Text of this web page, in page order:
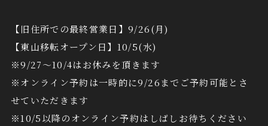
【旧住所での最終営業日】9/26(月)
【東山移転オープン日】10/5(水)
※9/27～10/4はお休みを頂きます
※オンライン予約は一時的に9/26までご予約可能とさ
せていただきます
※10/5以降のオンライン予約はしばしお待ちください